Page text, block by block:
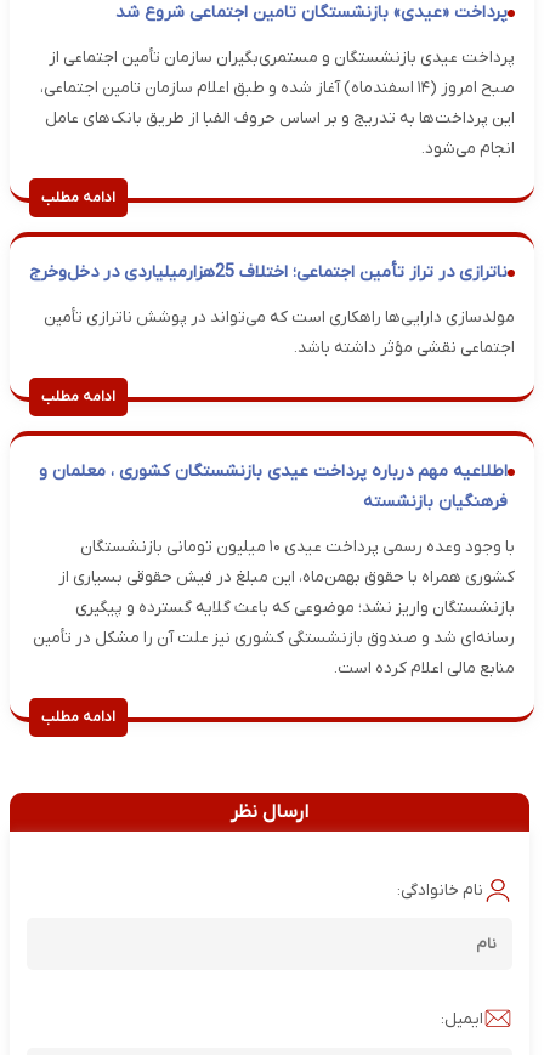
پرداخت «عیدی» بازنشستگان تامین اجتماعی شروع شد
پرداخت عیدی بازنشستگان و مستمری‌بگیران سازمان تأمین اجتماعی از
صبح امروز (۱۴ اسفندماه) آغاز شده و طبق اعلام سازمان تامین اجتماعی،
این پرداخت‌ها به تدریج و بر اساس حروف الفبا از طریق بانک‌های عامل
انجام می‌شود.
ادامه مطلب
ناترازی در تراز تأمین اجتماعی؛ اختلاف 25هزارمیلیاردی در دخل‌وخرج
مولدسازی دارایی‌ها راهکاری است که می‌تواند در پوشش ناترازی تأمین
اجتماعی نقشی مؤثر داشته باشد.
ادامه مطلب
اطلاعیه مهم درباره پرداخت عیدی بازنشستگان کشوری ، معلمان و
فرهنگیان بازنشسته
با وجود وعده رسمی پرداخت عیدی ۱۰ میلیون تومانی بازنشستگان
کشوری همراه با حقوق بهمن‌ماه، این مبلغ در فیش حقوقی بسیاری از
بازنشستگان واریز نشد؛ موضوعی که باعث گلایه گسترده و پیگیری
رسانه‌ای شد و صندوق بازنشستگی کشوری نیز علت آن را مشکل در تأمین
منابع مالی اعلام کرده است.
ادامه مطلب
ارسال نظر
نام خانوادگی:
ایمیل: